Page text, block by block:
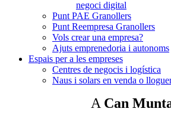
negoci digital
Punt PAE Granollers
Punt Reempresa Granollers
Vols crear una empresa?
Ajuts emprenedoria i autonoms
Espais per a les empreses
Centres de negocis i logística
Naus i solars en venda o
ACan